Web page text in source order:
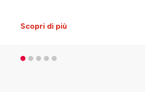
Scopri di più